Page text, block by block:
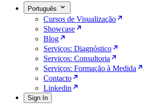
Português
Cursos de Visualização
Showcase
Blog
Serviços: Diagnóstico
Serviços: Consultoria
Serviços: Formação à Medida
Contacto
Linkedin
Sign In